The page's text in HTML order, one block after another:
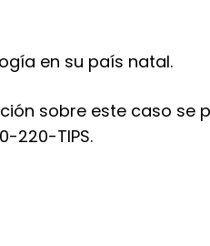
en su país natal.
sobre este caso se
220-TIPS.